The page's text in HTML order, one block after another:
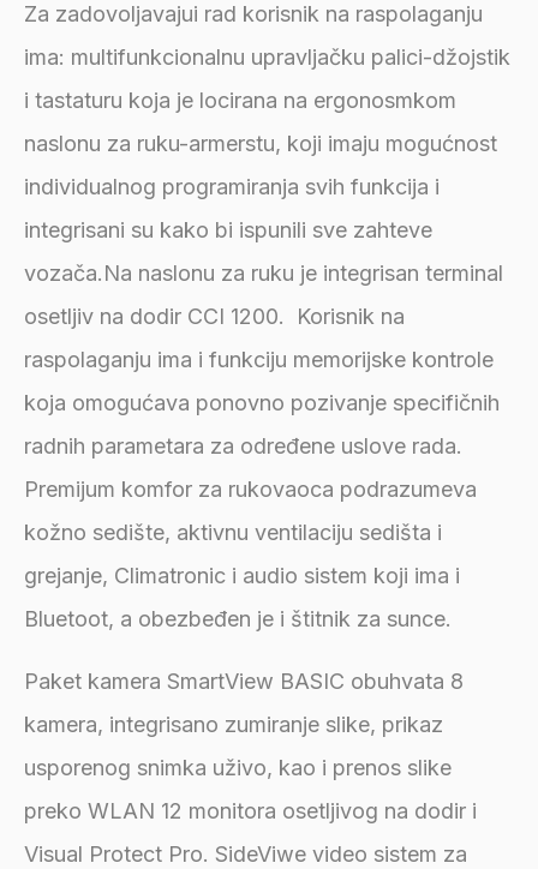
Za zadovoljavajui rad korisnik na raspolaganju
ima: multifunkcionalnu upravljačku palici-džojstik
i tastaturu koja je locirana na ergonosmkom
naslonu za ruku-armerstu, koji imaju mogućnost
individualnog programiranja svih funkcija i
integrisani su kako bi ispunili sve zahteve
vozača.Na naslonu za ruku je integrisan terminal
osetljiv na dodir CCI 1200. Korisnik na
raspolaganju ima i funkciju memorijske kontrole
koja omogućava ponovno pozivanje specifičnih
radnih parametara za određene uslove rada.
Premijum komfor za rukovaoca podrazumeva
kožno sedište, aktivnu ventilaciju sedišta i
grejanje, Climatronic i audio sistem koji ima i
Bluetoot, a obezbeđen je i štitnik za sunce.
Paket kamera SmartView BASIC obuhvata 8
kamera, integrisano zumiranje slike, prikaz
usporenog snimka uživo, kao i prenos slike
preko WLAN 12 monitora osetljivog na dodir i
Visual Protect Pro. SideViwe video sistem za